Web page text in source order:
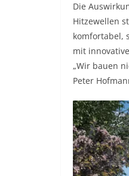
Die
Hitzewellen
komfortabel,
mit
„Wir bauen
Peter